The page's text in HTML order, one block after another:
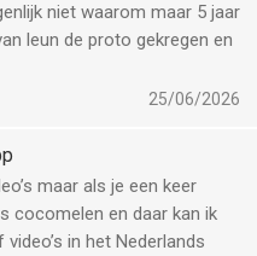
niet waarom maar 5 jaar
leun de proto gekregen en
ik zie ‘alleen maar
je is daar ben ik het niet
25/06/2026
maar als je een keer
cocomelen en daar kan ik
in het Nederlands